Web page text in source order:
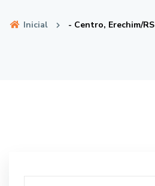
Inicial - Centro, Erechim/RS